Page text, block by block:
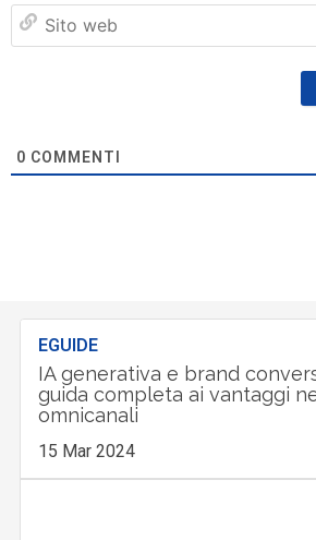
0 COMMENTI
EGUIDE
IA generativa e brand
guida completa ai vantaggi
omnicanali
15 Mar 2024